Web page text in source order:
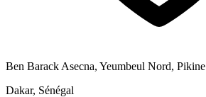
Ben Barack Asecna, Yeumbeul Nord, Pikine
Dakar, Sénégal